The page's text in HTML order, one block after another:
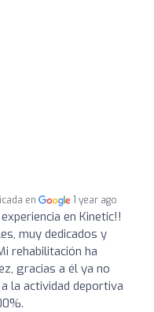
en 1 year ago
en Kinetic!!
muy dedicados y
rehabilitación ha
gracias a él ya no
la actividad deportiva